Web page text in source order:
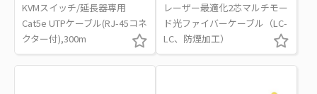
KVMスイッチ/延長器専用
Cat5e UTPケーブル(RJ-45コネ
クター付),300m
レーザー最適化2芯マルチモー
ド光ファイバーケーブル（LC-
LC、防煙加工）